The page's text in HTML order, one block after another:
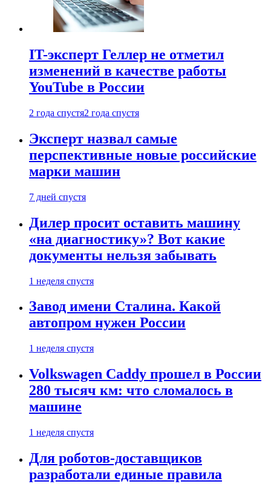
IT-эксперт Геллер не отметил
изменений в качестве работы
YouTube в России
2 года спустя2 года спустя
Эксперт назвал самые
перспективные новые российские
марки машин
7 дней спустя
Дилер просит оставить машину
«на диагностику»? Вот какие
документы нельзя забывать
1 неделя спустя
Завод имени Сталина. Какой
автопром нужен России
1 неделя спустя
Volkswagen Caddy прошел в России
280 тысяч км: что сломалось в
машине
1 неделя спустя
Для роботов-доставщиков
разработали единые правила